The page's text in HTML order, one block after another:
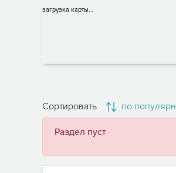
загрузка карты...
Сортировать по
Раздел пуст